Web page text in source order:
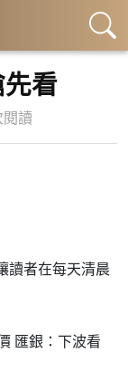
看
閱讀
讀者在每天清晨
匯銀：下波看